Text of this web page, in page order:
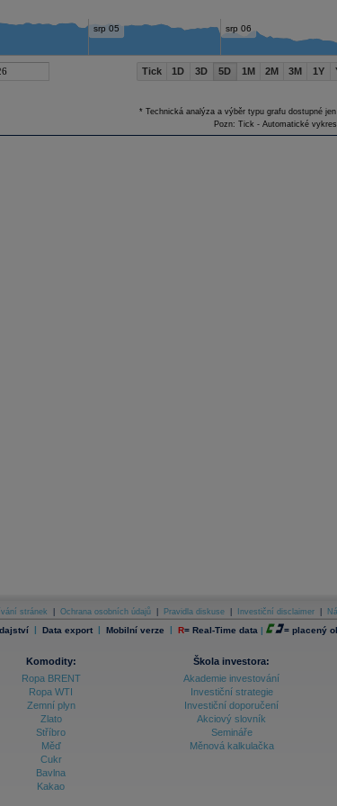
srp 05 srp 06
Tick 1D 3D 5D 1M 2M 3M 1Y
* Technická analýza a výběr typu grafu dostupné
Pozn: Tick - Automatické
stránek Ochrana osobních údajů Pravidla diskuse Investiční disclaimer
| Data export | Mobilní verze | R= Real-Time data | = placený
Komodity:
Ropa BRENT
Ropa WTI
Zemní plyn
Zlato
Stříbro
Měď
Cukr
Bavlna
Kakao
Škola investora:
Akademie investování
Investiční strategie
Investiční doporučení
Akciový slovník
Semináře
Měnová kalkulačka